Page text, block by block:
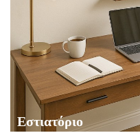
Εστιατόριο